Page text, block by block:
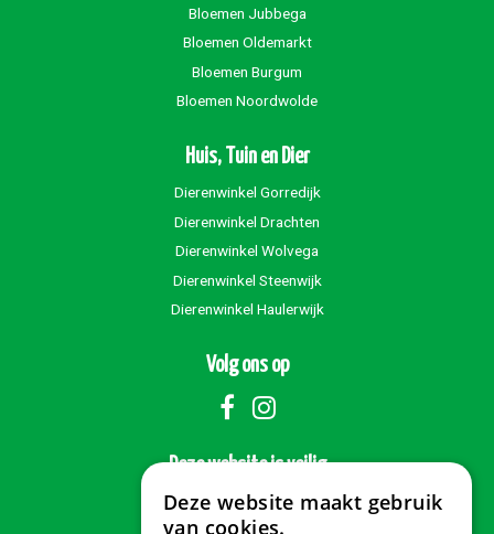
Bloemen Jubbega
Bloemen Oldemarkt
Bloemen Burgum
Bloemen Noordwolde
Huis, Tuin en Dier
Dierenwinkel Gorredijk
Dierenwinkel Drachten
Dierenwinkel Wolvega
Dierenwinkel Steenwijk
Dierenwinkel Haulerwijk
Volg ons op
Deze website is veilig
Deze website maakt gebruik
van cookies.